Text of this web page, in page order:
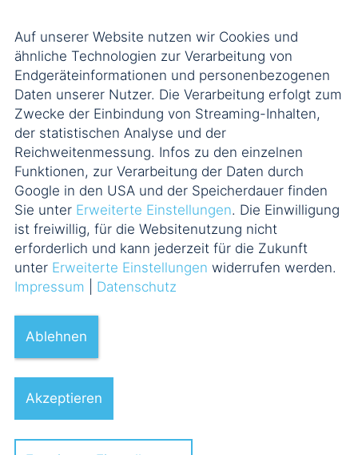
Auf unserer Website nutzen wir Cookies und
ähnliche Technologien zur Verarbeitung von
Endgeräteinformationen und personenbezogenen
Daten unserer Nutzer. Die Verarbeitung erfolgt zum
Zwecke der Einbindung von Streaming-Inhalten,
der statistischen Analyse und der
Reichweitenmessung. Infos zu den einzelnen
Funktionen, zur Verarbeitung der Daten durch
Google in den USA und der Speicherdauer finden
Sie unter Erweiterte Einstellungen. Die Einwilligung
ist freiwillig, für die Websitenutzung nicht
erforderlich und kann jederzeit für die Zukunft
unter Erweiterte Einstellungen widerrufen werden.
Impressum
Datenschutz
Ablehnen
Akzeptieren